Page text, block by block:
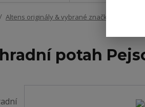
Altens originály & vybrané značky
potah